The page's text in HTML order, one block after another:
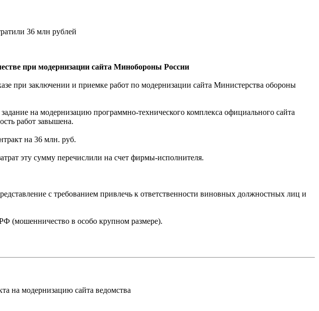
36 млн рублей
при модернизации сайта Минобороны России
при заключении и приемке работ по модернизации сайта Министерства обороны
на модернизацию программно-технического комплекса официального сайта
работ завышена.
на 36 млн. руб.
эту сумму перечислили на счет фирмы-исполнителя.
с требованием привлечь к ответственности виновных должностных лиц и
(мошенничество в особо крупном размере).
на модернизацию сайта ведомства